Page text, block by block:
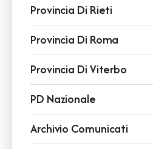
Provincia Di Rieti
Provincia Di Roma
Provincia Di Viterbo
PD Nazionale
Archivio Comunicati